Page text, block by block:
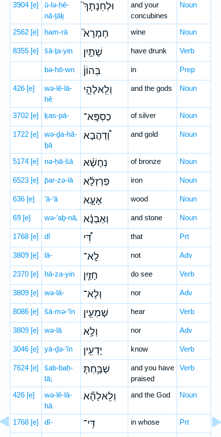
3904 [e]
ū-lə-ḥê-
nā-ṯāḵ
וּלְחֵנָתָךְ֮
and your
concubines
Noun
2562 [e] ḥam-rā חַמְרָא֮ wine Noun
8355 [e] šā-ṯa-yin שָׁתַ֣יִן have drunk Verb
bə-hō-wn בְּהוֹן֒ in Prep
426 [e]
wə-lê-lā-
hê
וְלֵֽאלָהֵ֣י and the gods Noun
3702 [e] ḵas-pā- כַסְפָּֽא־ of silver Noun
1722 [e]
wə-ḏa-hă-
ḇā
וְ֠דַהֲבָא and gold Noun
5174 [e] nə-ḥā-šā נְחָשָׁ֨א of bronze Noun
6523 [e] p̄ar-zə-lā פַרְזְלָ֜א iron Noun
636 [e] ’ā-‘ā אָעָ֣א wood Noun
69 [e] wə-’aḇ-nā, וְאַבְנָ֗א and stone Noun
1768 [e] dî דִּ֠י that Prt
3809 [e] lā- לָֽא־ not Adv
2370 [e] ḥā-za-yin חָזַ֧יִן do see Verb
3809 [e] wə-lā- וְלָא־ nor Adv
8086 [e] šā-mə-‘în שָׁמְעִ֛ין hear Verb
3809 [e] wə-lā וְלָ֥א nor Adv
3046 [e] yā-ḏə-‘în יָדְעִ֖ין know Verb
7624 [e]
šab-baḥ-
tā;
שַׁבַּ֑חְתָּ
and you have
praised
Verb
426 [e]
wə-lê-lā-
hā
וְלֵֽאלָהָ֞א and the God Noun
1768 [e] dî- דִּֽי־ in whose Prt